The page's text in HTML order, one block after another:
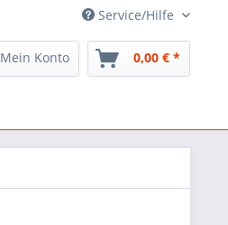
Service/Hilfe
Mein Konto 0,00 € *